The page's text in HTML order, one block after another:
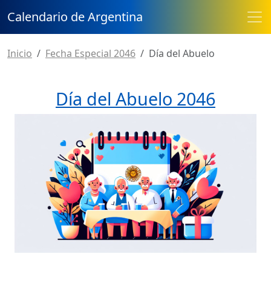
Calendario de Argentina
Inicio Fecha Especial 2046 Día del Abuelo
Día del Abuelo 2046